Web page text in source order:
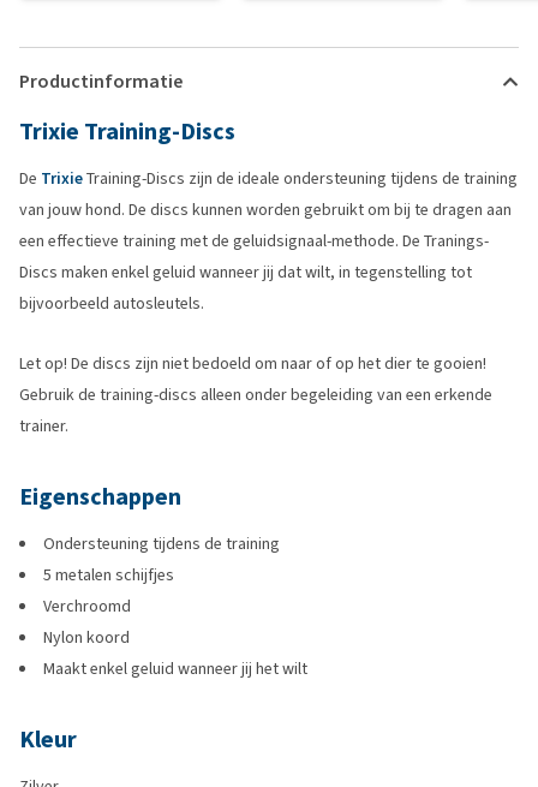
Productinformatie
Trixie Training-Discs
De TrixieTraining-Discs zijn de ideale ondersteuning tijdens de training
van jouw hond. De discs kunnen worden gebruikt om bij te dragen aan
een effectieve training met de geluidsignaal-methode. De Tranings-
Discs maken enkel geluid wanneer jij dat wilt, in tegenstelling tot
bijvoorbeeld autosleutels.
Let op! De discs zijn niet bedoeld om naar of op het dier te gooien!
Gebruik de training-discs alleen onder begeleiding van een erkende
trainer.
Eigenschappen
Ondersteuning tijdens de training
5 metalen schijfjes
Verchroomd
Nylon koord
Maakt enkel geluid wanneer jij het wilt
Kleur